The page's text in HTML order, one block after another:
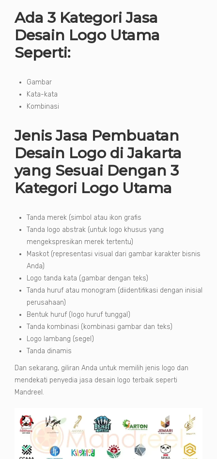
Ada 3 Kategori Jasa
Desain Logo Utama
Seperti:
Gambar
Kata-kata
Kombinasi
Jenis Jasa Pembuatan
Desain Logo di Jakarta
yang Sesuai Dengan 3
Kategori Logo Utama
Tanda merek (simbol atau ikon grafis
Tanda logo abstrak (untuk logo khusus yang
mengekspresikan merek tertentu)
Maskot (representasi visual dari gambar karakter bisnis
Anda)
Logo tanda kata (gambar dengan teks)
Tanda huruf atau monogram (diidentifikasi dengan inisial
perusahaan)
Bentuk huruf (logo huruf tunggal)
Tanda kombinasi (kombinasi gambar dan teks)
Logo lambang (segel)
Tanda dinamis
Dan sekarang, giliran Anda untuk memilih jenis logo dan
mendekati penyedia jasa desain logo terbaik seperti
Mandreel.